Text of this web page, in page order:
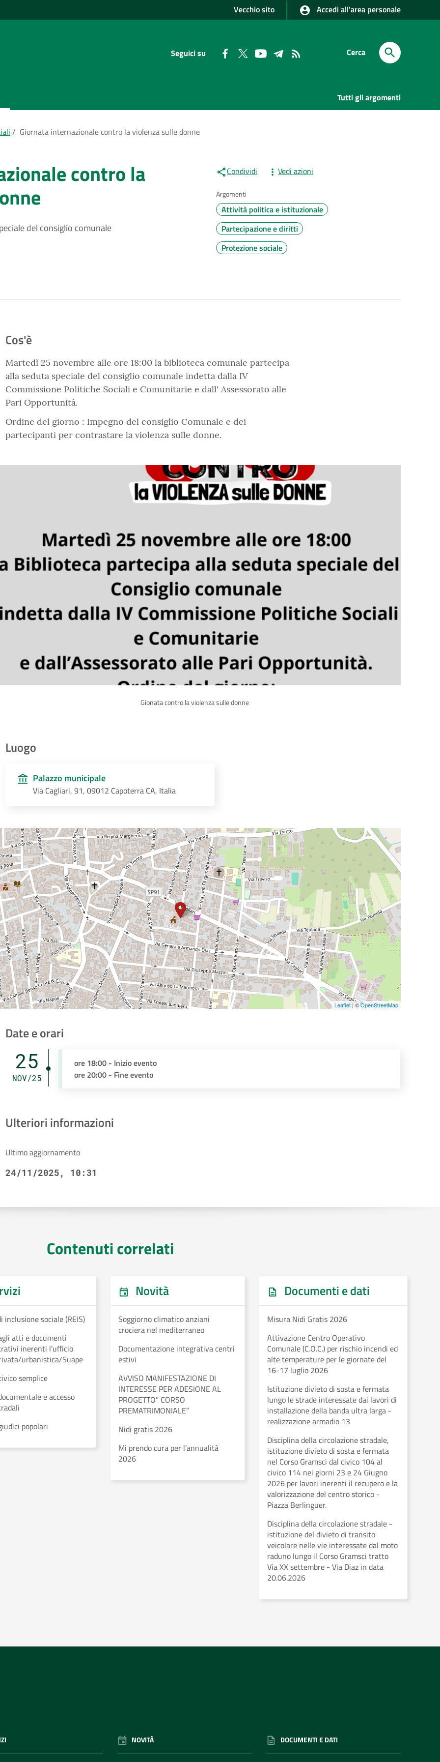
Vecchio sito Accedi all'area personale
Seguici su Cerca
Tutti gli argomenti
/ Giornata internazionale contro la violenza sulle donne
contro la
del consiglio comunale
Condividi Vedi azioni
Argomenti
Attività politica e istituzionale
Partecipazione e diritti
Protezione sociale
Cos'è
Martedì 25 novembre alle ore 18:00 la biblioteca comunale partecipa
alla seduta speciale del consiglio comunale indetta dalla IV
Commissione Politiche Sociali e Comunitarie e dall' Assessorato alle
Pari Opportunità.
Ordine del giorno : Impegno del consiglio Comunale e dei
partecipanti per contrastare la violenza sulle donne.
Gionata contro la violenza sulle donne
Luogo
Palazzo municipale
Via Cagliari, 91, 09012 Capoterra CA, Italia
Leaflet | ©OpenStreetMap
Date e orari
25
NOV/25
ore 18:00 - Inizio evento
ore 20:00 - Fine evento
Ulteriori informazioni
Ultimo aggiornamento
24/11/2025, 10:31
Contenuti correlati
inclusione sociale (REIS)
atti e documenti
inerenti l’ufficio
urbanistica/Suape
semplice
e accesso
popolari
Novità
Soggiorno climatico anziani
crociera nel mediterraneo
Documentazione integrativa centri
estivi
AVVISO MANIFESTAZIONE DI
INTERESSE PER ADESIONE AL
PROGETTO” CORSO
PREMATRIMONIALE”
Nidi gratis 2026
Mi prendo cura per l’annualità
2026
Documenti e dati
Misura Nidi Gratis 2026
Attivazione Centro Operativo
Comunale (C.O.C.) per rischio incendi ed
alte temperature per le giornate del
16-17 luglio 2026
Istituzione divieto di sosta e fermata
lungo le strade interessate dai lavori di
installazione della banda ultra larga -
realizzazione armadio 13
Disciplina della circolazione stradale,
istituzione divieto di sosta e fermata
nel Corso Gramsci dal civico 104 al
civico 114 nei giorni 23 e 24 Giugno
2026 per lavori inerenti il recupero e la
valorizzazione del centro storico -
Piazza Berlinguer.
Disciplina della circolazione stradale -
istituzione del divieto di transito
veicolare nelle vie interessate dal moto
raduno lungo il Corso Gramsci tratto
Via XX settembre - Via Diaz in data
20.06.2026
NOVITÀ DOCUMENTI E DATI